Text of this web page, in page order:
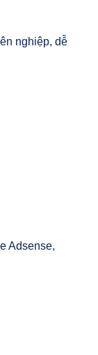
nghiệp, dễ
Adsense,